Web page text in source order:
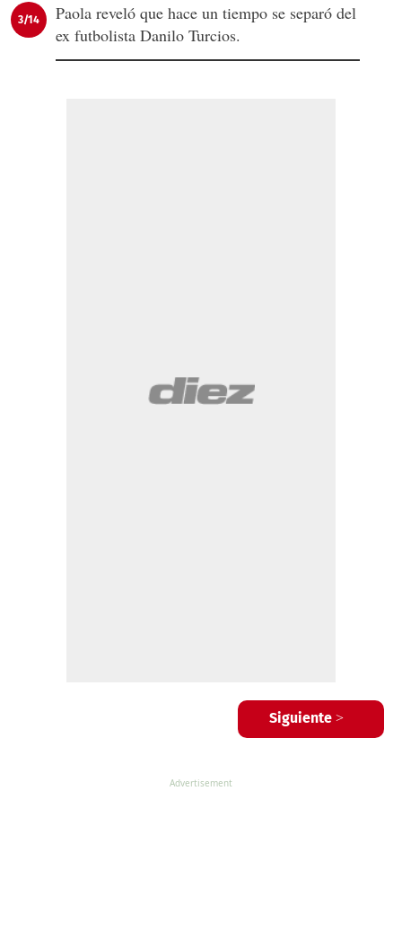
3/14
Paola reveló que hace un tiempo se separó del
ex futbolista Danilo Turcios.
Siguiente >